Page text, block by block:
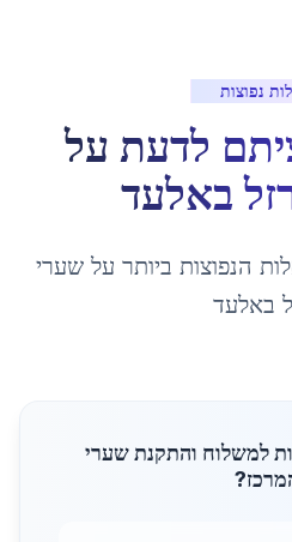
נפוצות
לדעת על
באלעד
הנפוצות ביותר עלשערי
באלעד
למשלוח והתקנת שערי